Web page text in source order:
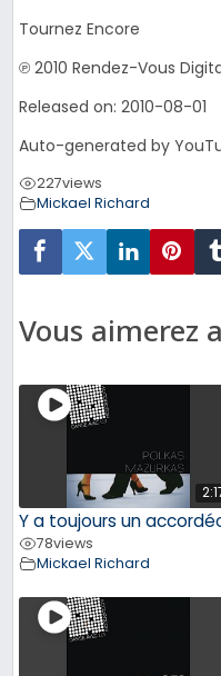
Tournez Encore
℗ 2010 Rendez-Vous
Released on: 2010-08-01
Auto-generated by
227views
Mickael Richard
Vous aimerez
Y a toujours un
78views
Mickael Richard